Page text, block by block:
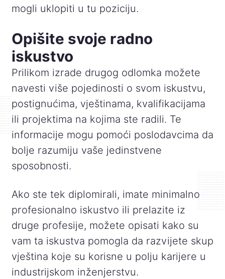
mogli uklopiti u tu poziciju.
Opišite svoje radno
iskustvo
Prilikom izrade drugog odlomka možete
navesti više pojedinosti o svom iskustvu,
postignućima, vještinama, kvalifikacijama
ili projektima na kojima ste radili. Te
informacije mogu pomoći poslodavcima da
bolje razumiju vaše jedinstvene
sposobnosti.
Ako ste tek diplomirali, imate minimalno
profesionalno iskustvo ili prelazite iz
druge profesije, možete opisati kako su
vam ta iskustva pomogla da razvijete skup
vještina koje su korisne u polju karijere u
industrijskom inženjerstvu.